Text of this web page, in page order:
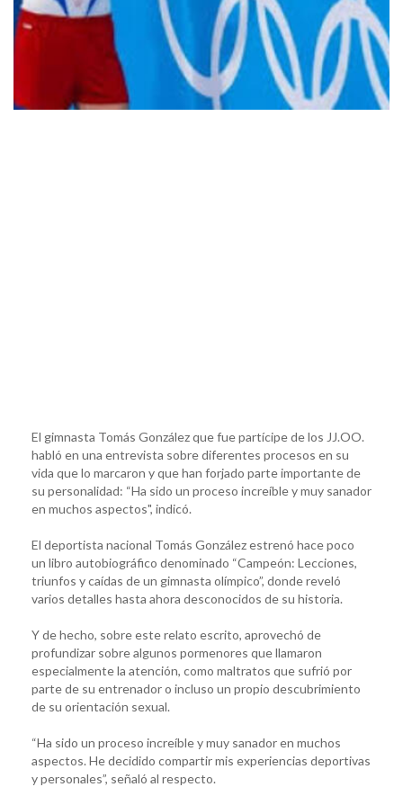
El gimnasta Tomás González que fue partícipe de los JJ.OO.
habló en una entrevista sobre diferentes procesos en su
vida que lo marcaron y que han forjado parte importante de
su personalidad: “Ha sido un proceso increíble y muy sanador
en muchos aspectos", indicó.
El deportista nacional Tomás González estrenó hace poco
un libro autobiográfico denominado “Campeón: Lecciones,
triunfos y caídas de un gimnasta olímpico”, donde reveló
varios detalles hasta ahora desconocidos de su historia.
Y de hecho, sobre este relato escrito, aprovechó de
profundizar sobre algunos pormenores que llamaron
especialmente la atención, como maltratos que sufrió por
parte de su entrenador o incluso un propio descubrimiento
de su orientación sexual.
“Ha sido un proceso increíble y muy sanador en muchos
aspectos. He decidido compartir mis experiencias deportivas
y personales”, señaló al respecto.